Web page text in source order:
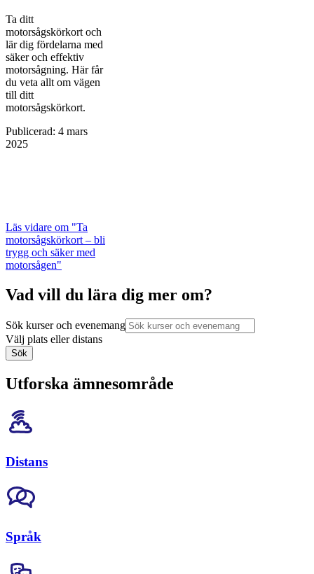
Ta ditt
motorsågskörkort och
lär dig fördelarna med
säker och effektiv
motorsågning. Här får
du veta allt om vägen
till ditt
motorsågskörkort.
Publicerad: 4 mars
2025
Läs vidare om "Ta
motorsågskörkort – bli
trygg och säker med
motorsågen"
Vad vill du lära dig mer om?
Sök kurser och evenemang
Välj plats eller distans
Sök
Utforska ämnesområde
Distans
Språk